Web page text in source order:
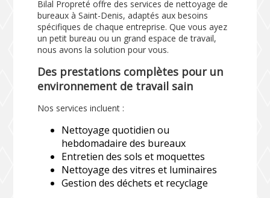
Bilal Propreté offre des services de nettoyage de
bureaux à Saint-Denis, adaptés aux besoins
spécifiques de chaque entreprise. Que vous ayez
un petit bureau ou un grand espace de travail,
nous avons la solution pour vous.
Des prestations complètes pour un
environnement de travail sain
Nos services incluent :
Nettoyage quotidien ou
hebdomadaire des bureaux
Entretien des sols et moquettes
Nettoyage des vitres et luminaires
Gestion des déchets et recyclage